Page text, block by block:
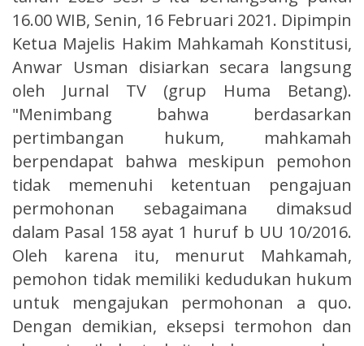
16.00 WIB, Senin, 16 Februari 2021. Dipimpin
Ketua Majelis Hakim Mahkamah Konstitusi,
Anwar Usman disiarkan secara langsung
oleh Jurnal TV (grup Huma Betang).
"Menimbang bahwa berdasarkan
pertimbangan hukum, mahkamah
berpendapat bahwa meskipun pemohon
tidak memenuhi ketentuan pengajuan
permohonan sebagaimana dimaksud
dalam Pasal 158 ayat 1 huruf b UU 10/2016.
Oleh karena itu, menurut Mahkamah,
pemohon tidak memiliki kedudukan hukum
untuk mengajukan permohonan a quo.
Dengan demikian, eksepsi termohon dan